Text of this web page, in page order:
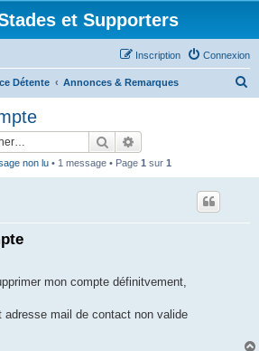
et Supporters
Connexion
Inscription
Détente Annonces & Remarques
Rechercher
non lu • 1 message • Page 1 sur 1
mon compte définitvement,
mail de contact non valide